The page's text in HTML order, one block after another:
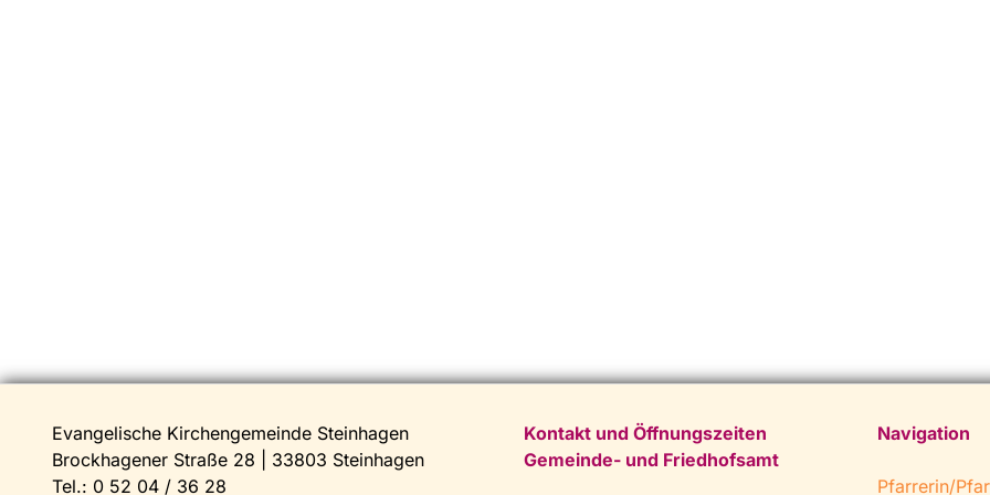
Evangelische Kirchengemeinde Steinhagen
Brockhagener Straße 28 | 33803 Steinhagen
Tel.: 0 52 04 / 36 28
Kontakt und Öffnungszeiten
Gemeinde- und Friedhofsamt
Navigation
Pfarrerin/